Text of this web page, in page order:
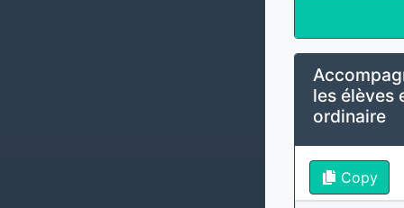
les élèves
ordinaire
Copy